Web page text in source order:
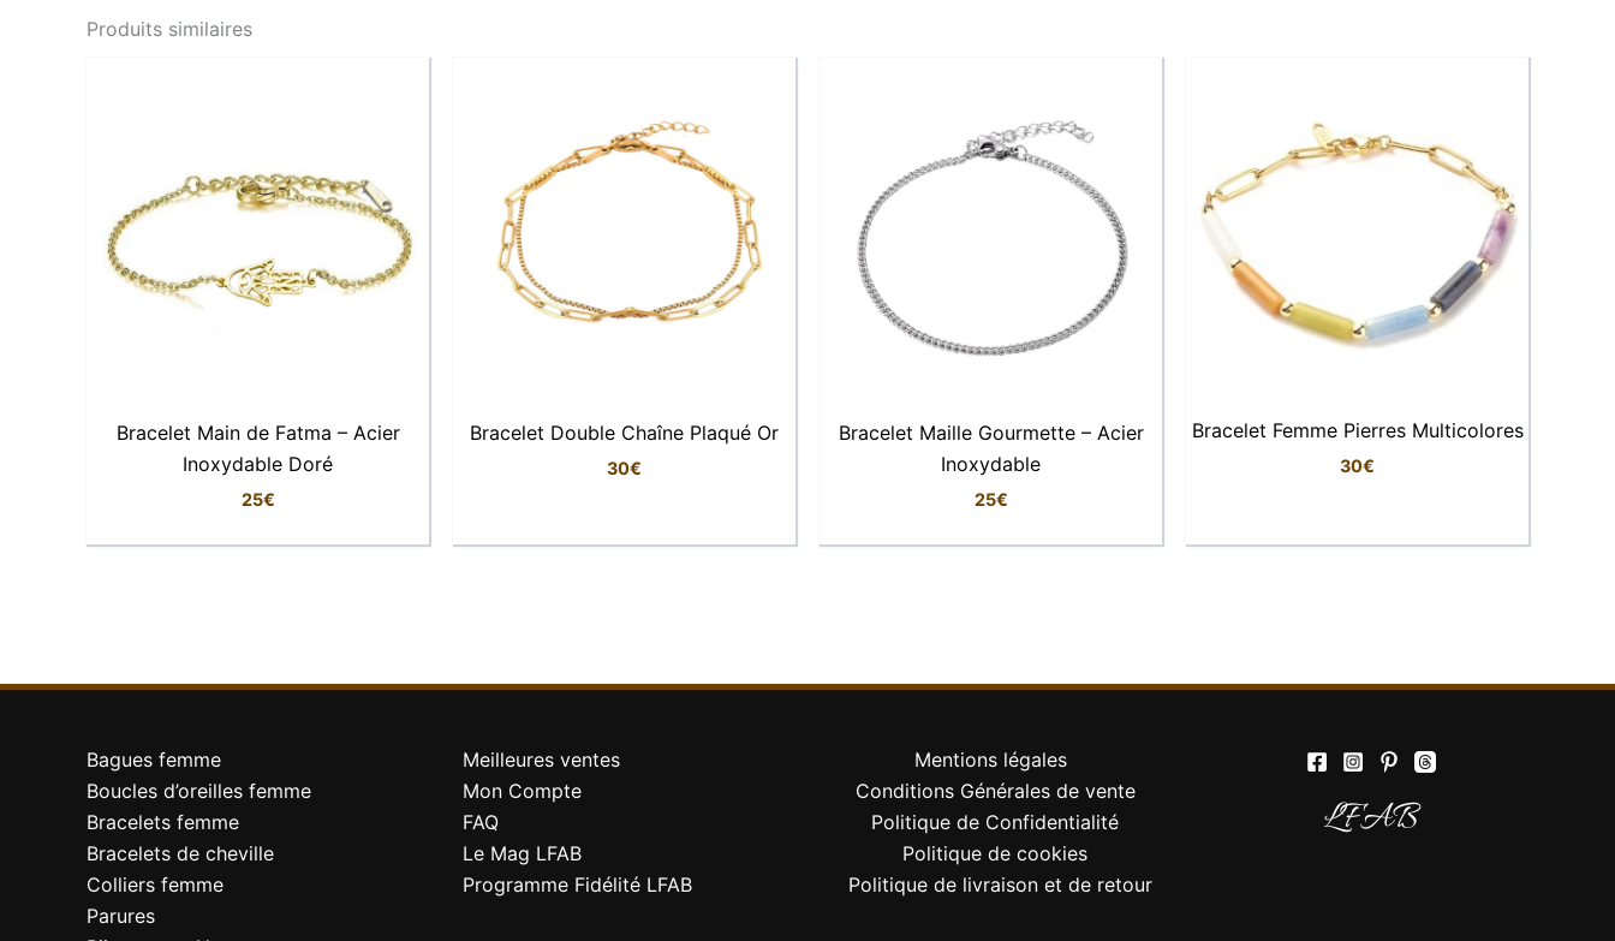
Type : Bracelet souple
Dimensions : 17 + 4 cm (chaînette réglable)
Détail : Maillons émaillés noir, turquoise, rose et bleu nuit
Pourquoi on l’adore :
Pour son originalité, son éclat, et son petit clin d’œil aux années 70 remis au goût du jour. Une touche de pep’s pour toutes celles qui aiment oser.
Produits similaires
Bracelet Main de Fatma – Acier
Inoxydable Doré
25€
Bracelet Double Chaîne Plaqué Or
30€
Bracelet Maille Gourmette – Acier
Inoxydable
25€
Bracelet Femme Pierres Multicolores
30€
Bagues femme
Boucles d’oreilles femme
Bracelets femme
Bracelets de cheville
Colliers femme
Parures
Meilleures ventes
Mon Compte
FAQ
Le Mag LFAB
Programme Fidélité LFAB
Mentions légales
Conditions Générales de vente
Politique de Confidentialité
Politique de cookies
Politique de livraison et de retour
LFAB